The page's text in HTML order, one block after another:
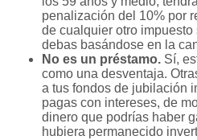
penalización del 10% por
de cualquier otro
debas basándose en la
No es un préstamo. Sí,
como una desventaja.
a tus fondos de jubilación
pagas con intereses, de
dinero que podrías haber
hubiera permanecido